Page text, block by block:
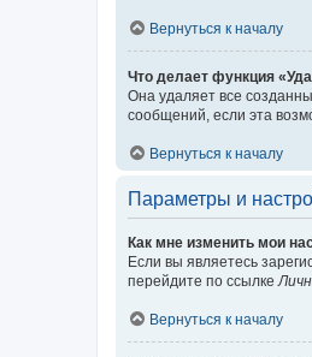
Вернуться к началу
Что делает функция
Она удаляет все
сообщений, если эта
Вернуться к началу
Параметры и
Как мне изменить мои
Если вы являетесь
перейдите по ссылке
Вернуться к началу